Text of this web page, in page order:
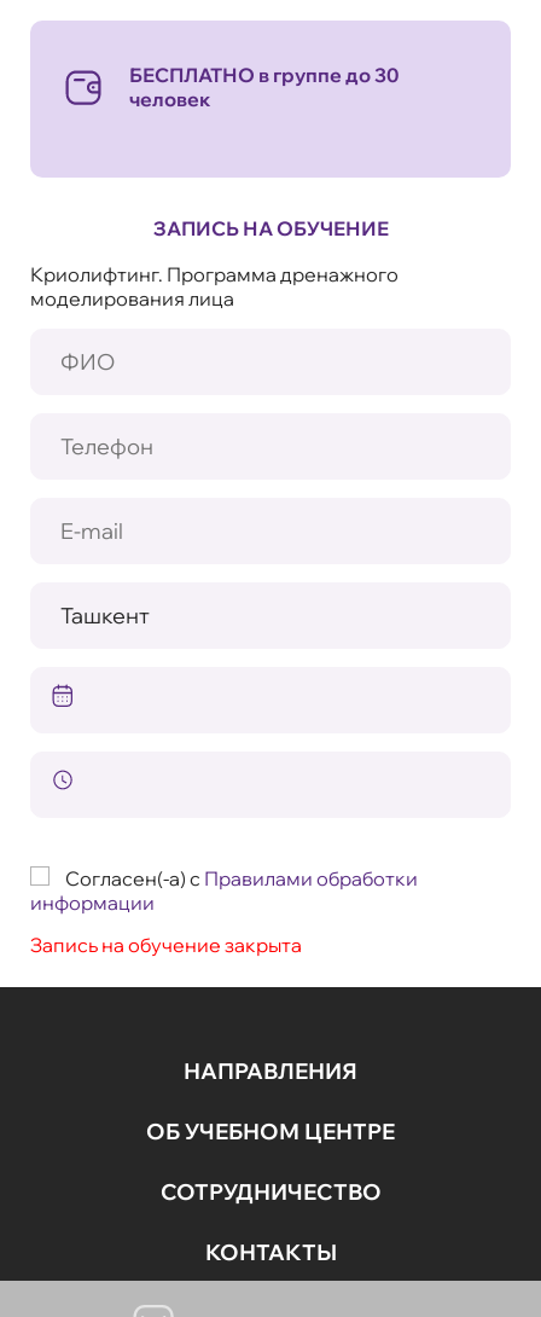
БЕСПЛАТНО в группе до 30
человек
ЗАПИСЬ НА ОБУЧЕНИЕ
Криолифтинг. Программа дренажного
моделирования лица
Согласен(-а) с Правилами обработки
информации
Запись на обучение закрыта
НАПРАВЛЕНИЯ
ОБ УЧЕБНОМ ЦЕНТРЕ
СОТРУДНИЧЕСТВО
КОНТАКТЫ